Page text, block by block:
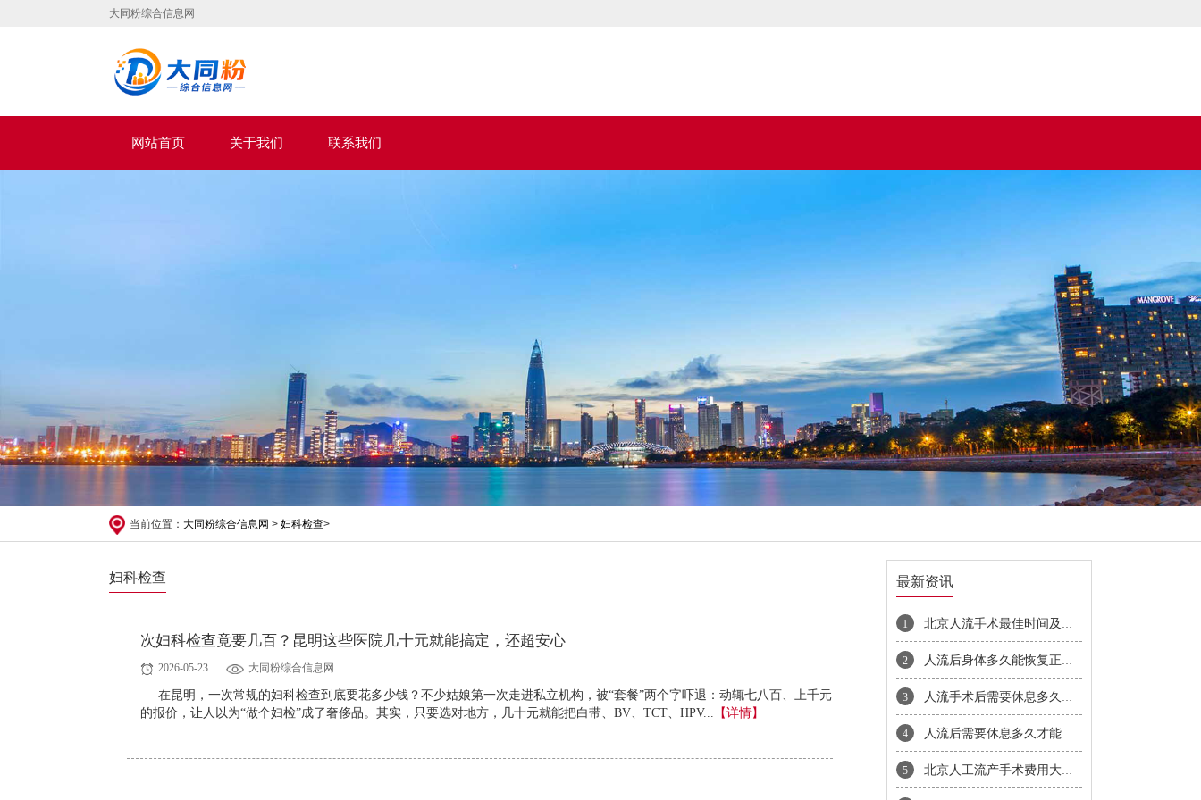
大同粉综合信息网
网站首页 关于我们 联系我们
当前位置： 大同粉综合信息网 > 妇科检查>
妇科检查
次妇科检查竟要几百？昆明这些医院几十元就能搞定，还超安心
2026-05-23 大同粉综合信息网
在昆明，一次常规的妇科检查到底要花多少钱？不少姑娘第一次走进私立机构，被“套餐”两个字吓退：动辄七八百、上千元
的报价，让人以为“做个妇检”成了奢侈品。其实，只要选对地方，几十元就能把白带、BV、TCT、HPV... 【详情】
最新资讯
1 北京人流手术最佳时间及无痛人流费用明细全面解析
2 人流后身体多久能恢复正常需要注意哪些事项
3 人流手术后需要休息多久才能上班
4 人流后需要休息多久才能恢复
5 北京人工流产手术费用大概多少钱